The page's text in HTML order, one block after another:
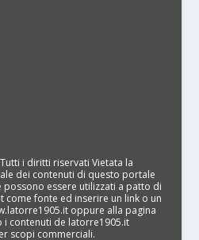
i diritti riservati Vietata la
dei contenuti di questo portale
possono essere utilizzati a patto di
come fonte ed inserire un link o un
oppure alla pagina
i contenuti de latorre1905.it
scopi commerciali.